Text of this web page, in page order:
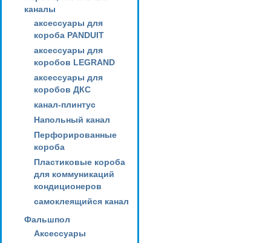
каналы
аксессуары для
короба PANDUIT
аксессуары для
коробов LEGRAND
аксессуары для
коробов ДКС
канал-плинтус
Напольный канал
Перфорированные
короба
Пластиковые короба
для коммуникаций
кондиционеров
самоклеящийся канал
Фальшпол
Аксессуары